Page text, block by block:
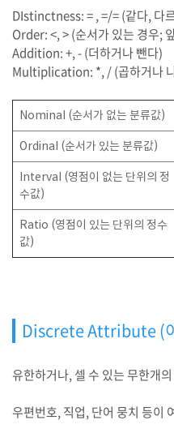
DIstinctness: = , =/= (같다, 다
Order: <, > (순서가 있는 경우;
Addition: +, - (더하거나 뺀다)
Multiplication: *, / (곱하거나
Nominal (순서가 없는 분류값)
Ordinal (순서가 있는 분류값)
Interval (영점이 없는 단위의 정
수값)
Ratio (영점이 있는 단위의 정수
값)
Discrete Attribute (
유한하거나, 셀 수 있는 무한개
우편번호, 직업, 단어 뭉치 등이